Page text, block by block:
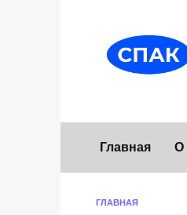
Главная О
ГЛАВНАЯ